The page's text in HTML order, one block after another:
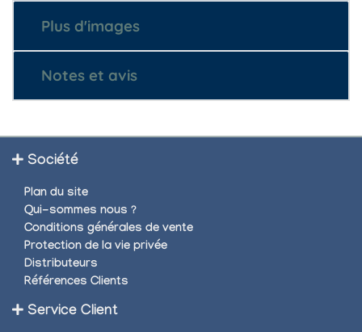
Plus d'images
Notes et avis
Société
Plan du site
Qui-sommes nous ?
Conditions générales de vente
Protection de la vie privée
Distributeurs
Références Clients
Service Client